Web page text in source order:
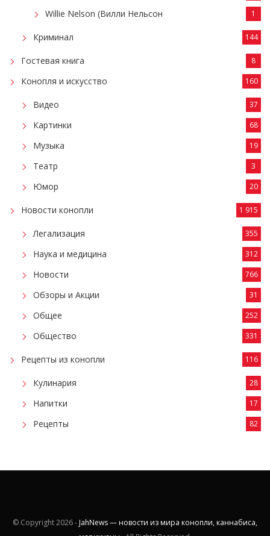
Willie Nelson (Вилли Нельсон 1
Криминал 144
Гостевая книга 8
Конопля и искусство 160
Видео 37
Картинки 68
Музыка 19
Театр 3
Юмор 20
Новости конопли 1 915
Легализация 355
Наука и медицина 312
Новости 766
Обзоры и Акции 31
Общее 252
Общество 331
Рецепты из конопли 116
Кулинария 28
Напитки 17
Рецепты 82
© Copyright2026 - JahNews — новости из мира конопли, каннабиса,